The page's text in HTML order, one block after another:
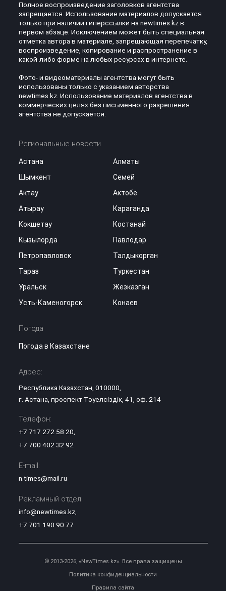
Полное воспроизведение заголовков агентства
запрещается. Использование материалов допускается
только при наличии гиперссылки на newtimes.kz в
первом абзаце. Исключением может быть специальная
отметка автора в материале, запрещающая перепечатку,
воспроизведение, копирование и распространение в
какой-либо форме на любых ресурсах в интернете.
Фото- и видеоматериалы агентства могут быть
использованы только с указанием авторства
newtimes.kz. Использование материалов агентства в
коммерческих целях без письменного разрешения
агентства не допускается.
Региональные новости
Астана
Алматы
Шымкент
Семей
Актау
Актобе
Атырау
Караганда
Кокшетау
Костанай
Кызылорда
Павлодар
Петропавловск
Талдыкорган
Тараз
Туркестан
Уральск
Жезказган
Усть-Каменогорск
Конаев
Погода
Погода в Казахстане
Адрес:
Республика Казахстан, 010000,
г. Астана, проспект Тәуелсіздік, 41, оф. 214
Телефон:
+7 717 272 58 20
+7 700 402 32 92
E-mail:
n.times@mail.ru
Рекламный отдел:
info@newtimes.kz,
+7 701 190 90 77
© 2013-2026, «NewTimes.kz». Все права защищены
Политика конфиденциальности
Правила сайта